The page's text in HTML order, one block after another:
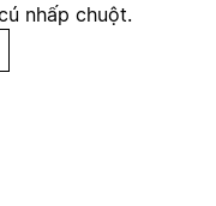
nhấp chuột.